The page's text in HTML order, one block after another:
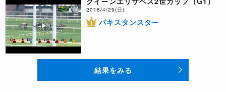
2018/4/29(日)
パキスタンスター
結果をみる